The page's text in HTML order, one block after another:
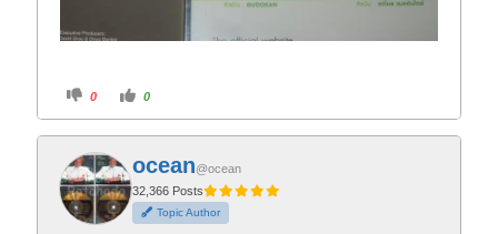
C
i
k
f
o
r
t
h
u
m
0
C
i
k
o
r
t
h
u
m
0
ocean@ocean
32,366 Posts
Topic Author